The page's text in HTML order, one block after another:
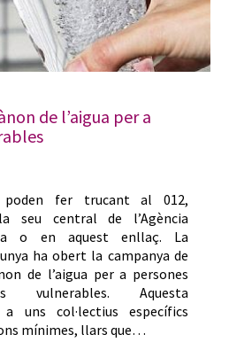
de l’aigua per a
poden fer trucant al 012,
seu central de l’Agència
o en aquest enllaç. La
ha obert la campanya de
de l’aigua per a persones
Aquesta
a uns col·lectius específics
mínimes, llars que…